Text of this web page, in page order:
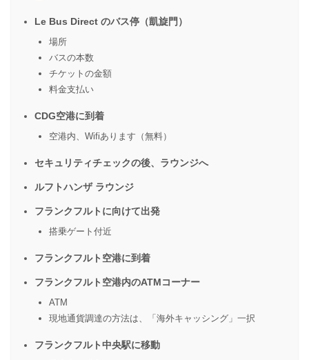
Le Bus Direct のバス停（凱旋門）
場所
バスの本数
チケットの金額
料金支払い
CDG空港に到着
空港内、Wifiあります（無料）
セキュリティチェックの後、ラウンジへ
ルフトハンザ ラウンジ
フランクフルトに向けて出発
搭乗ゲート付近
フランクフルト空港に到着
フランクフルト空港内のATMコーナー
ATM
現地通貨調達の方法は、「海外キャッシング」一択
フランクフルト中央駅に移動